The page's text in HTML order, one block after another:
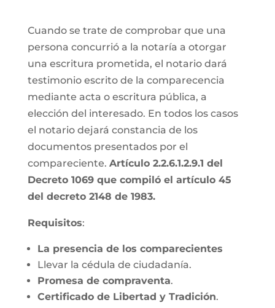
Cuando se trate de comprobar que una
persona concurrió a la notaría a otorgar
una escritura prometida, el notario dará
testimonio escrito de la comparecencia
mediante acta o escritura pública, a
elección del interesado. En todos los casos
el notario dejará constancia de los
documentos presentados por el
compareciente. Artículo 2.2.6.1.2.9.1 del
Decreto 1069 que compiló el artículo 45
del decreto 2148 de 1983.
Requisitos:
La presencia de los comparecientes
Llevar la cédula de ciudadanía.
Promesa de compraventa.
Certificado de Libertad y Tradición.